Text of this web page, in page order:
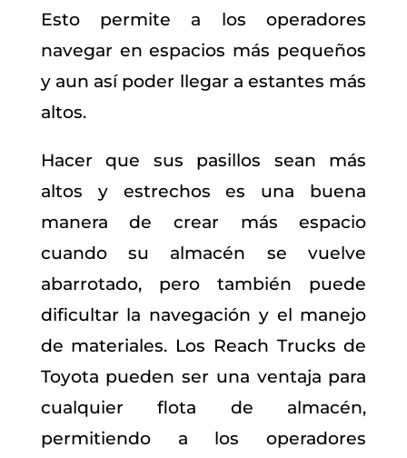
Esto permite a los operadores
navegar en espacios más pequeños
y aun así poder llegar a estantes más
altos.
Hacer que sus pasillos sean más
altos y estrechos es una buena
manera de crear más espacio
cuando su almacén se vuelve
abarrotado, pero también puede
dificultar la navegación y el manejo
de materiales. Los Reach Trucks de
Toyota pueden ser una ventaja para
cualquier flota de almacén,
permitiendo a los operadores